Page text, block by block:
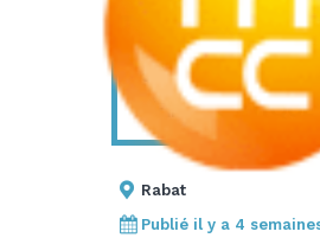
Expert
Optique
SÉDENTAIRES –
FIBRE
Rabat
Publié il y a 4